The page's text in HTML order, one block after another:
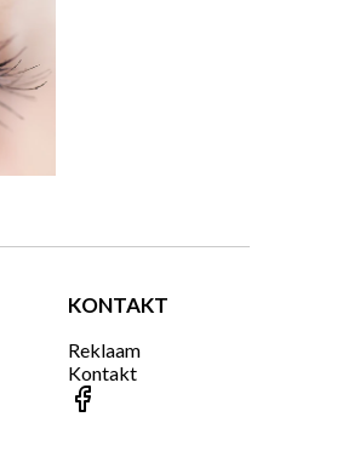
KONTAKT
Reklaam
Kontakt